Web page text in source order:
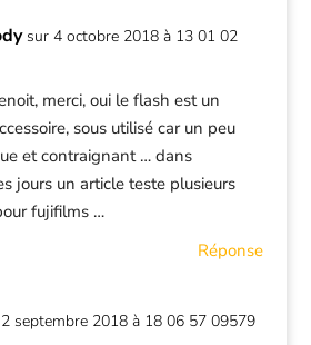
sur 4 octobre 2018 à 13 01 02
merci, oui le flash est un
sous utilisé car un peu
et contraignant … dans
jours un article teste plusieurs
fujifilms …
Réponse
septembre 2018 à 18 06 57 09579